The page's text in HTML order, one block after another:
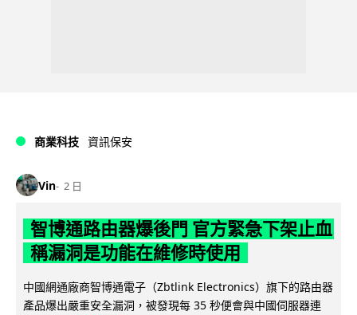
商業科技 資訊保安
Vin 2 日
智博通路由器爆後門 官方緊急下架止血
稱漏洞是功能在維修時使用
中國網通廠商智博通電子（Zbtlink Electronics）旗下的路由器
產品爆出嚴重安全漏洞，被發現每 35 秒便會與中國伺服器連